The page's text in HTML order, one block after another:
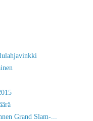
Grand Slam-...